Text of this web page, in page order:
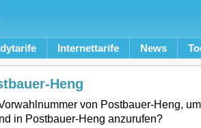
Internettarife News
Heng
von Postbauer-Heng,
in Postbauer-Heng anzurufen?